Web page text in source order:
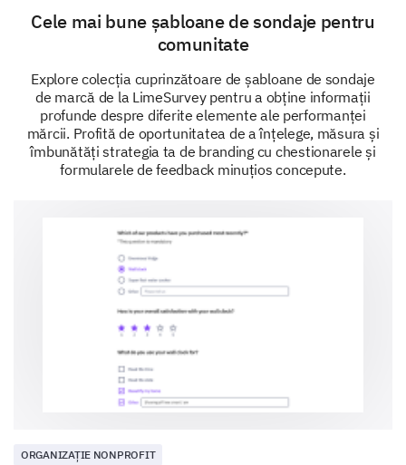
Activități sociale
Experiență personală și sugestii
Apreciem experiențele tale personale și sugestiile
pentru îmbunătățirea comunității noastre.
comunității noastre?
Ai vreo sugestie despre cum putem îmbunătăți
activitățile comunității noastre?
Cele mai bune șabloane de sondaje pentru
comunitate
Explore colecția cuprinzătoare de șabloane de sondaje
de marcă de la LimeSurvey pentru a obține informații
profunde despre diferite elemente ale performanței
mărcii. Profită de oportunitatea de a înțelege, măsura și
îmbunătăți strategia ta de branding cu chestionarele și
formularele de feedback minuțios concepute.
ORGANIZAȚIE NONPROFIT